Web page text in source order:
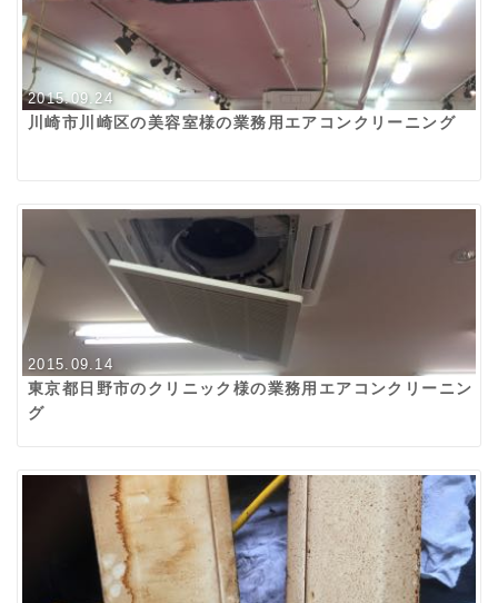
2015.09.24
川崎市川崎区の美容室様の業務用エアコンクリーニング
2015.09.14
東京都日野市のクリニック様の業務用エアコンクリーニン
グ